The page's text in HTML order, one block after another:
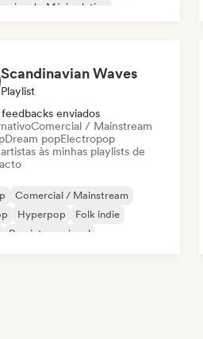
Música latina
Scandinavian Waves
Playlist
enviados
Comercial / Mainstream
Dream popElectropop
às minhas playlists de
Comercial / Mainstream
Hyperpop
Folk indie
Pop internacional